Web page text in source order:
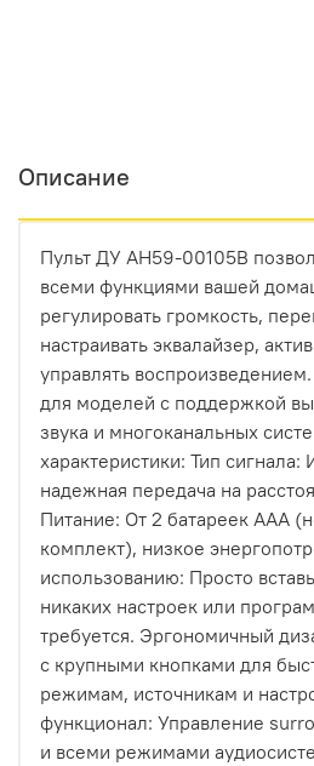
Описание
Пульт ДУ AH59-00105B
всеми функциями вашей
регулировать громкость,
настраивать эквалайзер,
управлять
для моделей с поддержкой
звука и многоканальных
характеристики: Тип
надежная передача на
Питание: От 2 батареек AAA
комплект), низкое
использованию: Просто
никаких настроек или
требуется. Эргономичный
с крупными кнопками для
режимам, источникам и
функционал: Управление
и всеми режимами